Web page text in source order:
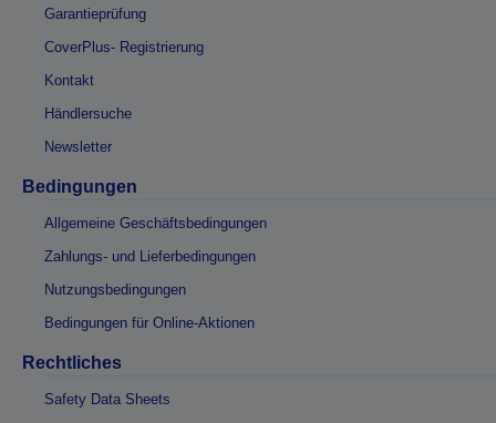
Garantieprüfung
CoverPlus- Registrierung
Kontakt
Händlersuche
Newsletter
Bedingungen
Allgemeine Geschäftsbedingungen
Zahlungs- und Lieferbedingungen
Nutzungsbedingungen
Bedingungen für Online-Aktionen
Rechtliches
Safety Data Sheets